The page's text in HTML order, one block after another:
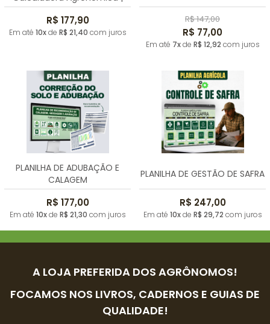
anual
R$ 177,90
Em até 10xde R$ 21,40 com juros
R$ 147,00
R$ 77,00
Em até 7xde R$ 12,92 com juros
PLANILHA DE ADUBAÇÃO E
CALAGEM
R$ 177,00
Em até 10xde R$ 21,30 com juros
PLANILHA DE GESTÃO DE SAFRA
R$ 247,00
Em até 10xde R$ 29,72 com juros
A LOJA PREFERIDA DOS AGRÔNOMOS!
FOCAMOS NOS LIVROS, CADERNOS E GUIAS DE
QUALIDADE!